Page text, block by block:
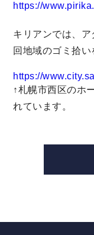
https://
キリアンでは、
回地域のゴミ拾い
https://
↑札幌市西区のホ
れています。